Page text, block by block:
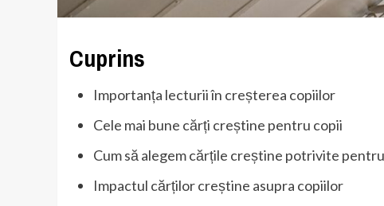
Cuprins
Importanța lecturii în creșterea copiilor
Cele mai bune cărți creștine pentru copii
Cum să alegem cărțile creștine potrivite
Impactul cărților creștine asupra copiilor